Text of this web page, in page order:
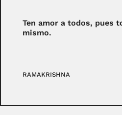
Ten amor a todos, pues
mismo.
RAMAKRISHNA